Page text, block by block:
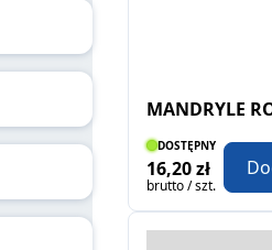
MANDRYLE
DOSTĘPNY
16,20 zł
brutto / szt.